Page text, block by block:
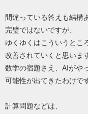
間違っている答えも結構
完璧ではないですが、
ゆくゆくはこういうとこ
改善されていくと思いま
数学の宿題さえ、AIがや
可能性が出てきたわけで
計算問題などは、